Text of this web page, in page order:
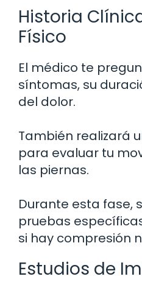
Historia
Físico
El médico te
síntomas, su
del dolor.
También realizará
para evaluar tu
las piernas.
Durante esta fase,
pruebas
si hay compresión
Estudios de